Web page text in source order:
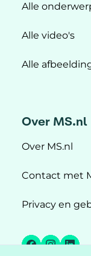
Alle
Alle video's
Alle
Over MS.nl
Over MS.nl
Contact met
Privacy en
Facebook
Instagram